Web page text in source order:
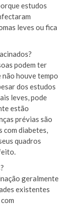
estudos
leves ou fica
podem ter
não houve tempo
dos estudos
leves, pode
estão
prévias são
com diabetes,
quadros
geralmente
existentes